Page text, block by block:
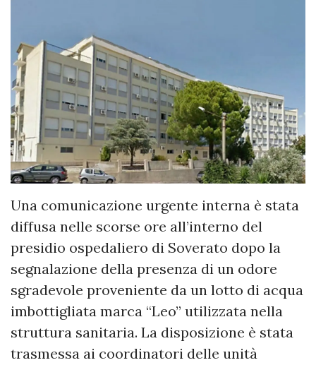
Una comunicazione urgente interna è stata
diffusa nelle scorse ore all’interno del
presidio ospedaliero di Soverato dopo la
segnalazione della presenza di un odore
sgradevole proveniente da un lotto di acqua
imbottigliata marca “Leo” utilizzata nella
struttura sanitaria. La disposizione è stata
trasmessa ai coordinatori delle unità